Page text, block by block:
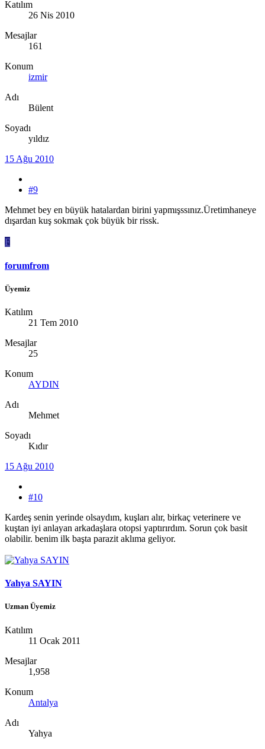
Katılım
26 Nis 2010
Mesajlar
161
Konum
izmir
Adı
Bülent
Soyadı
yıldız
15 Ağu 2010
#9
Mehmet bey en büyük hatalardan birini yapmışssınız.Üretimhaneye
dışardan kuş sokmak çok büyük bir rissk.
F
forumfrom
Üyemiz
Katılım
21 Tem 2010
Mesajlar
25
Konum
AYDIN
Adı
Mehmet
Soyadı
Kıdır
15 Ağu 2010
#10
Kardeş senin yerinde olsaydım, kuşları alır, birkaç veterinere ve
kuştan iyi anlayan arkadaşlara otopsi yaptırırdım. Sorun çok basit
olabilir. benim ilk başta parazit aklıma geliyor.
Yahya SAYIN
Uzman Üyemiz
Katılım
11 Ocak 2011
Mesajlar
1,958
Konum
Antalya
Adı
Yahya